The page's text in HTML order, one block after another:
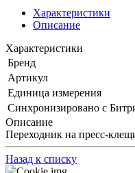
Характеристики
Описание
Характеристики
Бренд
Артикул
Единица измерения
Синхронизировано с
Описание
Переходник на пресс-
Назад к списку